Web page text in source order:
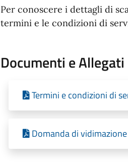
Per conoscere i dettagli di
termini e le condizioni di
Documenti e Allegati
Termini e condizioni di
Domanda di